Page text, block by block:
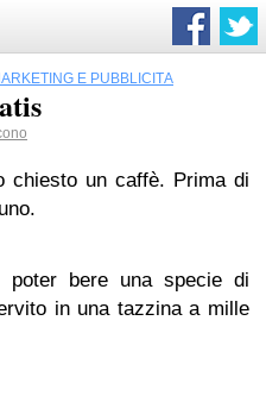
E PUBBLICITÀ
chiesto un caffè. Prima di
poter bere una specie di
in una tazzina a mille